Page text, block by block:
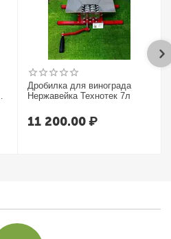
Дробилка для винограда
Нержавейка Технотек 7л
11 200.00₽